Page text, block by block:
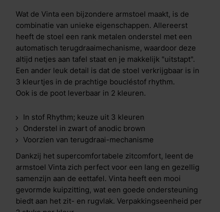
Wat de Vinta een bijzondere armstoel maakt, is de
combinatie van unieke eigenschappen. Allereerst
heeft de stoel een rank metalen onderstel met een
automatisch terugdraaimechanisme, waardoor deze
altijd netjes aan tafel staat en je makkelijk "uitstapt".
Een ander leuk detail is dat de stoel verkrijgbaar is in
3 kleurtjes in de prachtige boucléstof rhythm.
Ook is de poot leverbaar in 2 kleuren.
In stof Rhythm; keuze uit 3 kleuren
Onderstel in zwart of anodic brown
Voorzien van terugdraai-mechanisme
Dankzij het supercomfortabele zitcomfort, leent de
armstoel Vinta zich perfect voor een lang en gezellig
samenzijn aan de eettafel. Vinta heeft een mooi
gevormde kuipzitting, wat een goede ondersteuning
biedt aan het zit- en rugvlak. Verpakkingseenheid per